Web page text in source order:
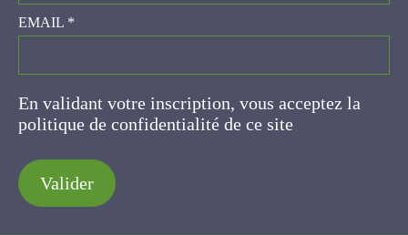
EMAIL*
En validant votre inscription, vous acceptez la
politique de confidentialité de ce site
Valider